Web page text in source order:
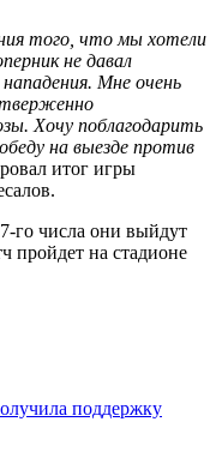
того, что мы хотели
не давал
Мне очень
Хочу поблагодарить
на выезде против
итог игры
го числа они выйдут
пройдет на стадионе